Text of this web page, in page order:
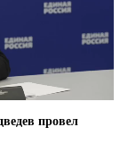
провел